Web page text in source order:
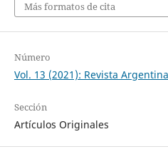
Más formatos de cita
Número
Vol. 13 (2021): Revista
Sección
Artículos Originales